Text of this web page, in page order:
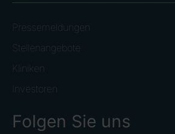
Pressemeldungen
Stellenangebote
Kliniken
Investoren
Folgen Sie uns